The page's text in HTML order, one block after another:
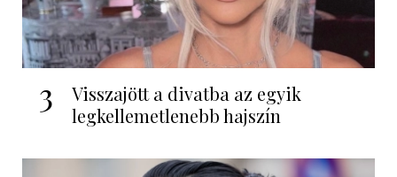
3
Visszajött a divatba az egyik
legkellemetlenebb hajszín